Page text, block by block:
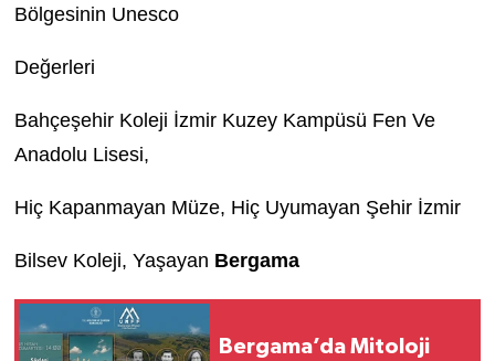
Bölgesinin Unesco
Değerleri
Bahçeşehir Koleji İzmir Kuzey Kampüsü Fen Ve
Anadolu Lisesi,
Hiç Kapanmayan Müze, Hiç Uyumayan Şehir İzmir
Bilsev Koleji, Yaşayan Bergama
Bergama’da Mitoloji